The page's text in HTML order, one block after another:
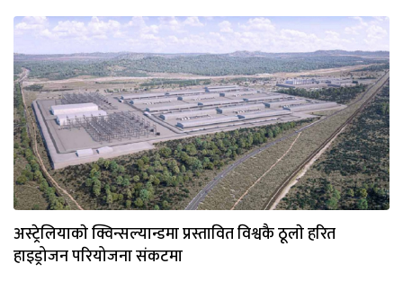
अस्ट्रेलियाकाे क्विन्सल्यान्डमा प्रस्तावित विश्वकै ठूलाे हरित
हाइड्रोजन परियोजना संकटमा